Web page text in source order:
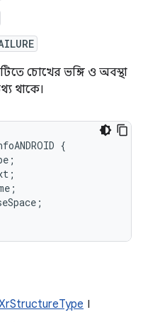
চোখের ভঙ্গি ও অবস্থা
থাকে।
{
;
;
;
;
।